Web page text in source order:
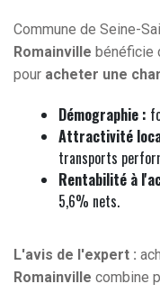
Commune de Seine-
Romainville bénéficie
pour acheter une
Démographie :
Attractivité
transports
Rentabilité à
5,6% nets.
L'avis de l'expert :
Romainville combine